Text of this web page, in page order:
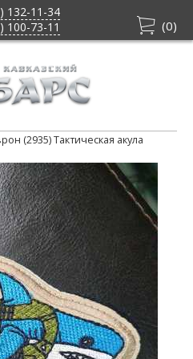
132-11-34
100-73-11
(0)
(2935) Тактическая акула